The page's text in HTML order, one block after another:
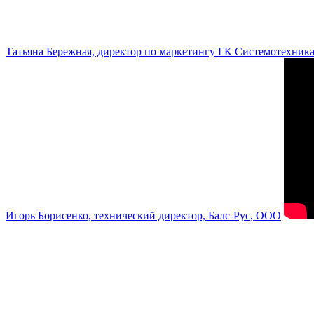
Татьяна Бережная, директор по маркетингу ГК Системотехника
Игорь Борисенко, технический директор, Балс-Рус, ООО